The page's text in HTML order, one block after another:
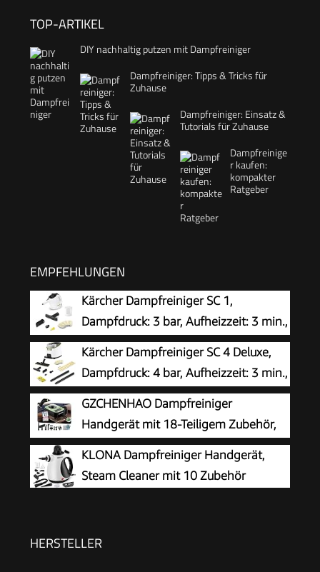
TOP-ARTIKEL
DIY nachhaltig putzen mit Dampfreiniger
Dampfreiniger: Tipps & Tricks für
Zuhause
Dampfreiniger: Einsatz &
Tutorials für Zuhause
Dampfreinige
r kaufen:
kompakter
Ratgeber
EMPFEHLUNGEN
Kärcher Dampfreiniger SC 1,
Dampfdruck: 3 bar, Aufheizzeit: 3 min.,
Leistung: 1.200 W, Flächenleistung: 20
m², Tank: 200 ml, mit Hand-, Punktstrahl- und
Powerdüse, Mikrofaser-Überzug und Rundbürste
Kärcher Dampfreiniger SC 4 Deluxe,
Dampfdruck: 4 bar, Aufheizzeit: 3 min.,
Fläche: ca. 130 m², Tank: 0,5 l + 1,3 l,
inkl. Bodenreinigungsset EasyFix, Düsen,
Mikrofaser-Überzug und Bürsten, Weiß
GZCHENHAO Dampfreiniger
Handgerät mit 18-Teiligem Zubehör,
2500W & 9s Turbo-Dampf mit 5 BAR
Druck – 99,99% Reinigung & 100%
Natürlich,Steam Cleaner für Boden, Küche, Bad,
KLONA Dampfreiniger Handgerät,
Steam Cleaner mit 10 Zubehör
HERSTELLER